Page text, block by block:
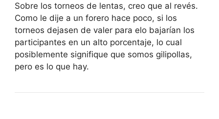
Sobre los torneos de lentas, creo que al revés.
Como le dije a un forero hace poco, si los
torneos dejasen de valer para elo bajarían los
participantes en un alto porcentaje, lo cual
posiblemente signifique que somos gilipollas,
pero es lo que hay.